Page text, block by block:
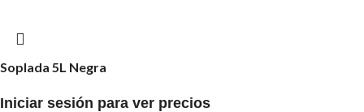
Soplada 5L Negra
Iniciar sesión para ver precios